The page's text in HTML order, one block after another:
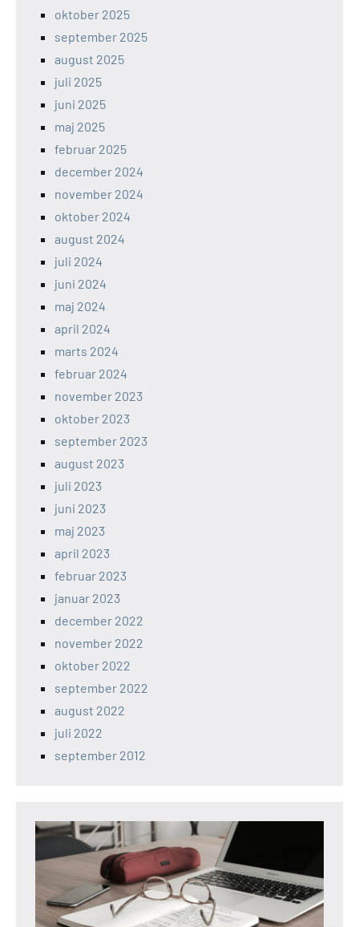
oktober 2025
september 2025
august 2025
juli 2025
juni 2025
maj 2025
februar 2025
december 2024
november 2024
oktober 2024
august 2024
juli 2024
juni 2024
maj 2024
april 2024
marts 2024
februar 2024
november 2023
oktober 2023
september 2023
august 2023
juli 2023
juni 2023
maj 2023
april 2023
februar 2023
januar 2023
december 2022
november 2022
oktober 2022
september 2022
august 2022
juli 2022
september 2012